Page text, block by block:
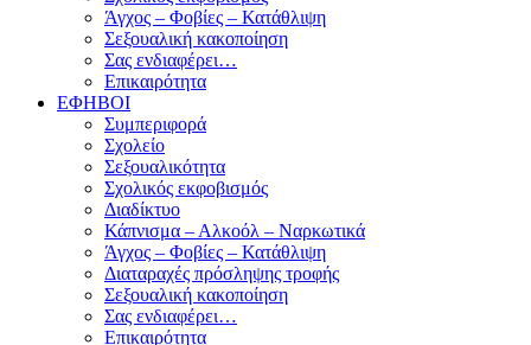
Άγχος – Φοβίες – Κατάθλιψη
Σεξουαλική κακοποίηση
Σας ενδιαφέρει…
Επικαιρότητα
ΕΦΗΒΟΙ
Συμπεριφορά
Σχολείο
Σεξουαλικότητα
Σχολικός εκφοβισμός
Διαδίκτυο
Κάπνισμα – Αλκοόλ – Ναρκωτικά
Άγχος – Φοβίες – Κατάθλιψη
Διαταραχές πρόσληψης τροφής
Σεξουαλική κακοποίηση
Σας ενδιαφέρει…
Επικαιρότητα